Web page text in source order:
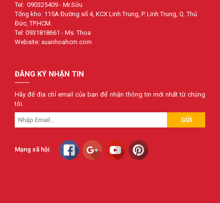
Tel: 090325409 - Mr.Sửu
Tổng kho: 115A Đường số 4, KCX Linh Trung, P. Linh Trung, Q. Thủ
Đức, TP.HCM.
Tel: 0931818661 - Ms. Thoa
Website: xuanhoahcm.com
ĐĂNG KÝ NHẬN TIN
Hãy để địa chỉ email của bạn để nhận thông tin mới nhất từ chúng
tôi.
GỬI
Mạng xã hội: